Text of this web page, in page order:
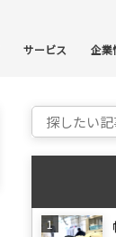
サービス 企業
Search for: